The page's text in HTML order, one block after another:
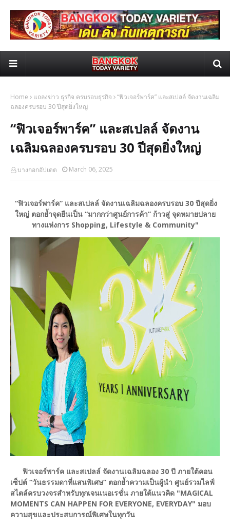
Home แถลงข่าว ธุรกิจ ครบรอบธุรกิจ
“ฟิวเจอร์พาร์ค” และสเปลล์ จัดงานเฉลิม
ฉลองครบรอบ 30 ปีสุดยิ่งใหญ่
“ฟิวเจอร์พาร์ค” และสเปลล์ จัดงาน
เฉลิมฉลองครบรอบ 30 ปีสุดยิ่งใหญ่
บางกอกอัปเดต March 06, 2025
“ฟิวเจอร์พาร์ค” และสเปลล์ จัดงานเฉลิมฉลองครบรอบ 30 ปีสุดยิ่ง
ใหญ่ ตอกย้ำจุดยืนเป็น “มากกว่าศูนย์การค้า” ก้าวสู่ จุดหมายปลาย
ทางแห่งการ Shopping, Lifestyle & Community"
ฟิวเจอร์พาร์ค และสเปลล์ จัดงานเฉลิมฉลอง 30 ปี ภายใต้คอน
เซ็ปต์ “วันธรรมดาที่แสนพิเศษ” ตอกย้ำความเป็นผู้นำ ศูนย์รวมไลฟ์
สไตล์ครบวงจรสำหรับทุกเจนเนอเรชั่น ภายใต้แนวคิด "MAGICAL
MOMENTS CAN HAPPEN FOR EVERYONE, EVERYDAY" มอบ
ความสุขและประสบการณ์พิเศษในทุกวัน